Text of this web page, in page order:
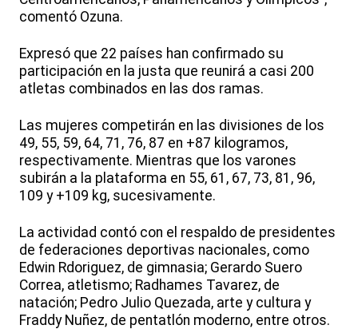
comentó Ozuna.
Expresó que 22 países han confirmado su
participación en la justa que reunirá a casi 200
atletas combinados en las dos ramas.
Las mujeres competirán en las divisiones de los
49, 55, 59, 64, 71, 76, 87 en +87 kilogramos,
respectivamente. Mientras que los varones
subirán a la plataforma en 55, 61, 67, 73, 81, 96,
109 y +109 kg, sucesivamente.
La actividad contó con el respaldo de presidentes
de federaciones deportivas nacionales, como
Edwin Rdoriguez, de gimnasia; Gerardo Suero
Correa, atletismo; Radhames Tavarez, de
natación; Pedro Julio Quezada, arte y cultura y
Fraddy Nuñez, de pentatlón moderno, entre otros.